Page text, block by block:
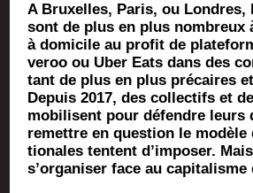
A Bruxelles, Paris, ou Londres,
sont de plus en plus nom­breux
à domi­cile au pro­fit de
ve­roo ou Uber Eats dans des
tant de plus en plus pré­caires
Depuis 2017, des col­lec­tifs et
mobi­lisent pour défendre leurs
remettre en ques­tion le
tio­nales tentent d’imposer.
s’organiser face au